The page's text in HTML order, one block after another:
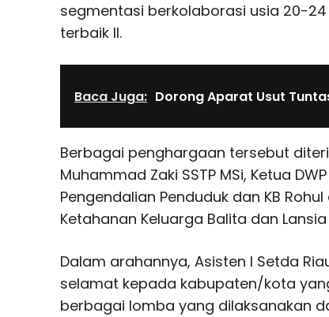
segmentasi berkolaborasi usia 20-24
terbaik II.
Baca Juga: Dorong Aparat Usut
Berbagai penghargaan tersebut
Muhammad Zaki SSTP MSi, Ketua
Pengendalian Penduduk dan KB
Ketahanan Keluarga Balita dan
Dalam arahannya, Asisten I Setda
selamat kepada kabupaten/kota
berbagai lomba yang dilaksanakan